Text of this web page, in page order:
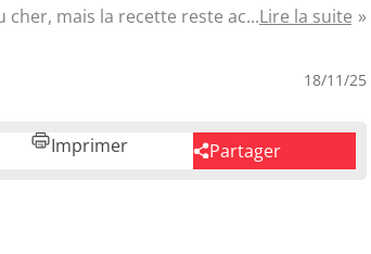
mais la recette reste accessible
crémeuse. Le résultat ? Un plat élégant
le goût boisé des champignons.
Lire la suite
18/11/25
Imprimer Partager